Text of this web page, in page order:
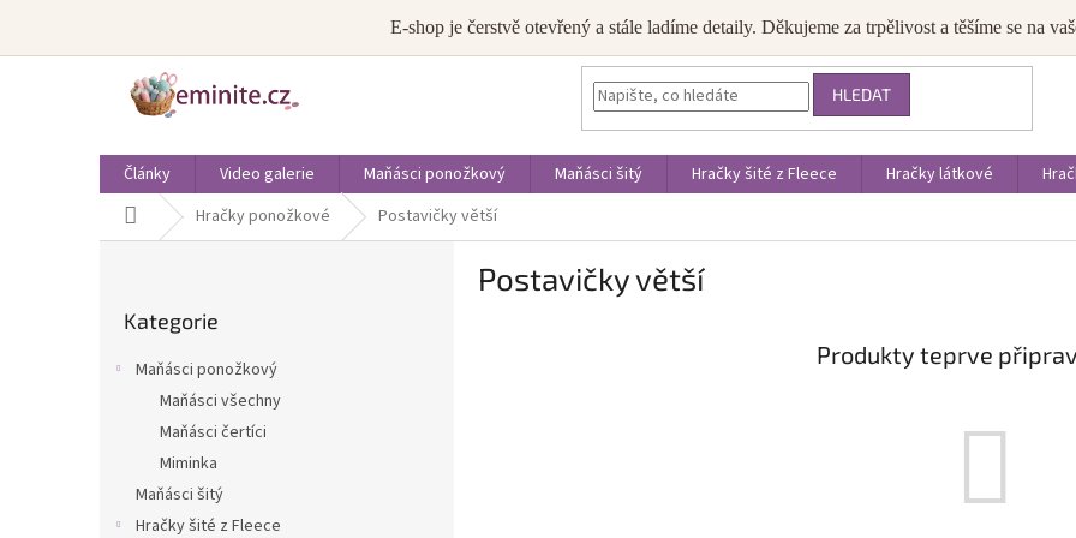
E-shop je čerstvě otevřený a stále ladíme detaily. Děkujeme za trpělivost a těšíme se na
obsah
JAK NAKUPOVAT OBCHODNÍ PODMÍNKY PODMÍNKY OCHRANY
HLEDAT
Články Video galerie Maňásci ponožkový Maňásci šitý Hračky šité z Fleece Hračky látkové
Domů Hračky ponožkové Postavičky větší
kategorie
Kategorie
Maňásci ponožkový
Maňásci všechny
Maňásci čertíci
Miminka
Maňásci šitý
Hračky šité z Fleece
Postavičky větší
Produkty teprve